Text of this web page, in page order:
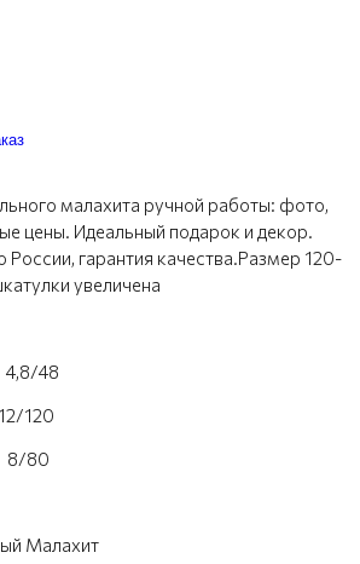
малахита ручной работы: фото,
цены. Идеальный подарок и декор.
России, гарантия качества.Размер 120-
увеличена
48
120
80
Малахит